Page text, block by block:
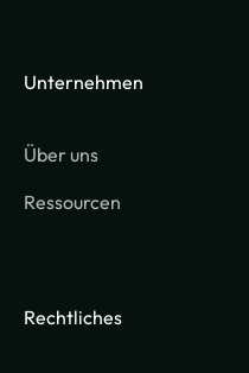
Unternehmen
Über uns
Ressourcen
Rechtliches